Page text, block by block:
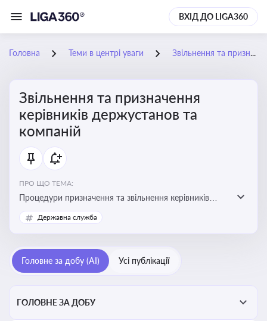
ВХІД ДО LIGA360
Головна Теми в центрі уваги Звільнення та призначення керівників держустанов та компаній
Звільнення та призначення
керівників держустанов та
компаній
ПРО ЩО ТЕМА:
Процедури призначення та звільнення керівників
установ та підприємств
Державна служба
Головне за добу (AI) Усі публікації
ГОЛОВНЕ ЗА ДОБУ